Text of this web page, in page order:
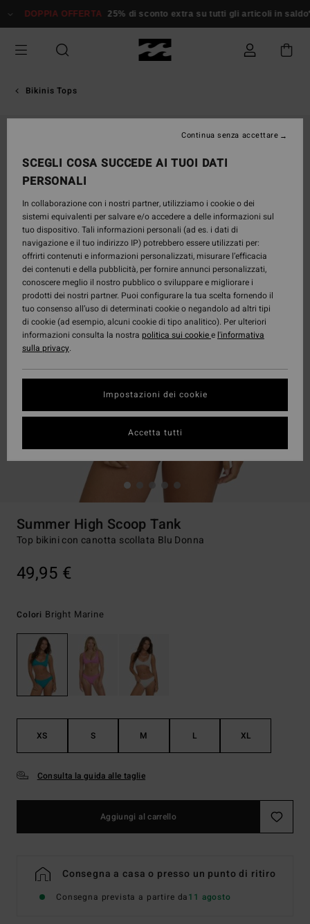
alle
prodotto
DOPPIA OFFERTA 25% di sconto extra su tutti gli articoli in saldo*
Bikinis Tops
Summer High Scoop Tank
Top bikini con canotta scollata Blu Donna
49,95 €
Colori Bright Marine
XS S M L XL
Consulta la guida alle taglie
Aggiungi al carrello
Consegna a casa o presso un punto di ritiro
Consegna prevista a partire da11 agosto
SCEGLI COSA SUCCEDE AI TUOI DATI
PERSONALI
In collaborazione con i nostri partner, utilizziamo i cookie o dei
sistemi equivalenti per salvare e/o accedere a delle informazioni sul
tuo dispositivo. Tali informazioni personali (ad es. i dati di
navigazione e il tuo indirizzo IP) potrebbero essere utilizzati per:
offrirti contenuti e informazioni personalizzati, misurare l’efficacia
dei contenuti e della pubblicità, per fornire annunci personalizzati,
conoscere meglio il nostro pubblico o sviluppare e migliorare i
prodotti dei nostri partner. Puoi configurare la tua scelta fornendo il
tuo consenso all’uso di determinati cookie o negandolo ad altri tipi
di cookie (ad esempio, alcuni cookie di tipo analitico). Per ulteriori
informazioni consulta la nostra politica sui cookiee l'informativa
sulla privacy.
Impostazioni dei cookie
Continua senza accettare
Accetta tutti